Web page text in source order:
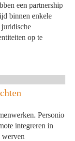
een partnership
binnen enkele
juridische
op te
Personio
integreren in